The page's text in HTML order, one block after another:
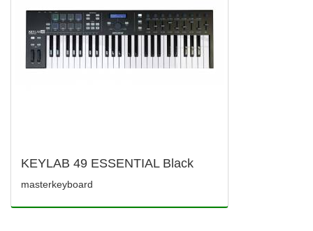
KEYLAB 49 ESSENTIAL Black
masterkeyboard